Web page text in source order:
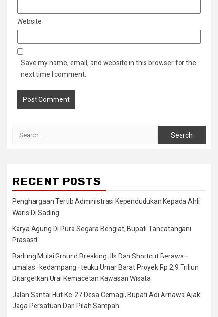
Website
Save my name, email, and website in this browser for the
next time I comment.
RECENT POSTS
Penghargaan Tertib Administrasi Kependudukan Kepada Ahli
Waris Di Sading
Karya Agung Di Pura Segara Bengiat, Bupati Tandatangani
Prasasti
Badung Mulai Ground Breaking Jls Dan Shortcut Berawa–
umalas–kedampang–teuku Umar Barat Proyek Rp 2,9 Triliun
Ditargetkan Urai Kemacetan Kawasan Wisata
Jalan Santai Hut Ke-27 Desa Cemagi, Bupati Adi Arnawa Ajak
Jaga Persatuan Dan Pilah Sampah